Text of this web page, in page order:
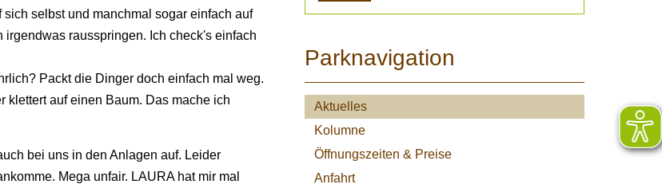
selbst und manchmal sogar einfach auf
rausspringen. Ich check's einfach
Packt die Dinger doch einfach mal weg.
klettert auf einen Baum. Das mache ich
bei uns in den Anlagen auf. Leider
Mega unfair. LAURA hat mir mal
Parknavigation
Aktuelles
Kolumne
Öffnungszeiten & Preise
Anfahrt